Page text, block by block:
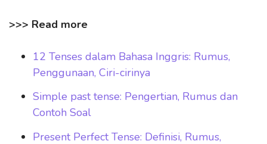
>>> Read more
12 Tenses dalam Bahasa Inggris: Rumus,
Penggunaan, Ciri-cirinya
Simple past tense: Pengertian, Rumus dan
Contoh Soal
Present Perfect Tense: Definisi, Rumus,